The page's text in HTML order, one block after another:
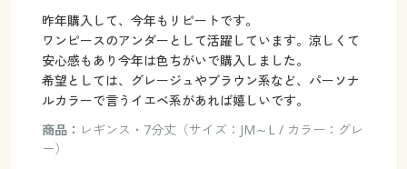
昨年購入して、今年もリピートです。
ワンピースのアンダーとして活躍しています。涼しくて
安心感もあり今年は色ちがいで購入しました。
希望としては、グレージュやブラウン系など、パーソナ
ルカラーで言うイエベ系があれば嬉しいです。
商品： レギンス・7分丈（サイズ：JM～L / カラー：グレ
ー）